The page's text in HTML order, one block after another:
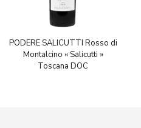
PODERE SALICUTTI Rosso di
Montalcino « Salicutti »
Toscana DOC